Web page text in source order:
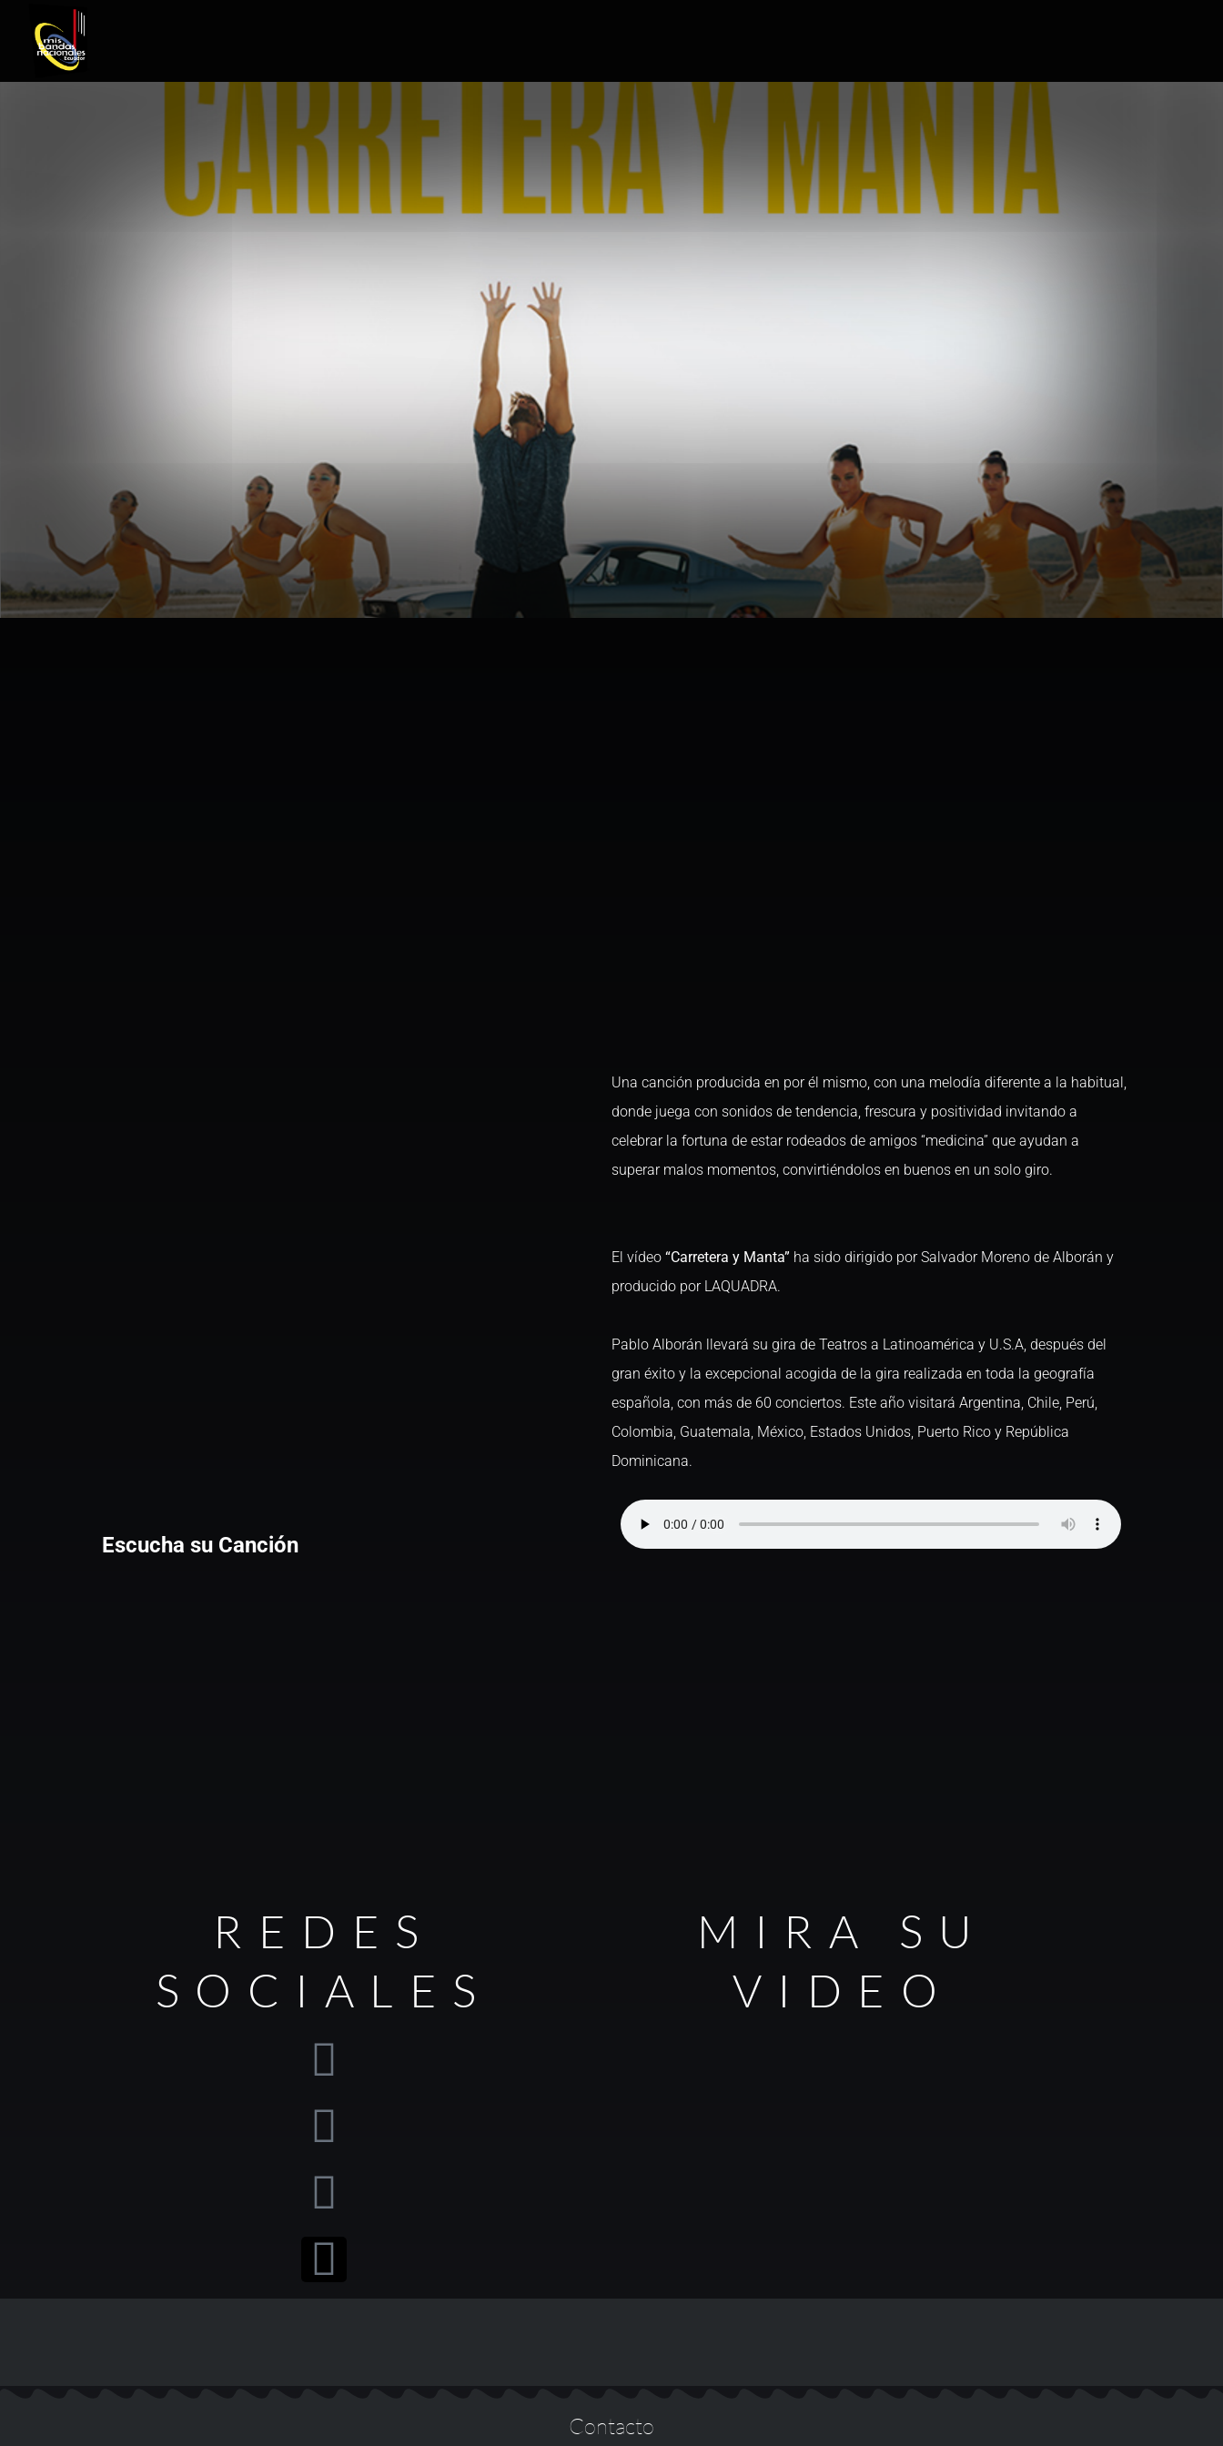
Una canción producida en por él mismo, con una melodía diferente a la habitual,
donde juega con sonidos de tendencia, frescura y positividad invitando a
celebrar la fortuna de estar rodeados de amigos “medicina” que ayudan a
superar malos momentos, convirtiéndolos en buenos en un solo giro.
El vídeo “Carretera y Manta” ha sido dirigido por Salvador Moreno de Alborán y
producido por LAQUADRA.
Pablo Alborán llevará su gira de Teatros a Latinoamérica y U.S.A, después del
gran éxito y la excepcional acogida de la gira realizada en toda la geografía
española, con más de 60 conciertos. Este año visitará Argentina, Chile, Perú,
Colombia, Guatemala, México, Estados Unidos, Puerto Rico y República
Dominicana.
Escucha su Canción
REDES
SOCIALES
MIRA SU
VIDEO
Contacto